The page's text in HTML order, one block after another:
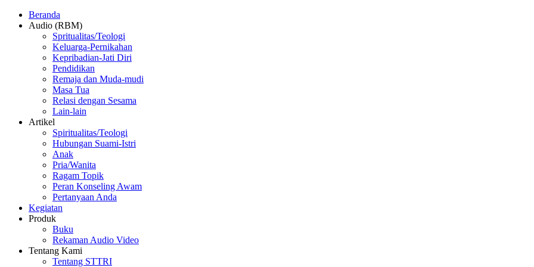
Beranda
Audio (RBM)
Spritualitas/Teologi
Keluarga-Pernikahan
Kepribadian-Jati Diri
Pendidikan
Remaja dan Muda-mudi
Masa Tua
Relasi dengan Sesama
Lain-lain
Artikel
Spiritualitas/Teologi
Hubungan Suami-Istri
Anak
Pria/Wanita
Ragam Topik
Peran Konseling Awam
Pertanyaan Anda
Kegiatan
Produk
Buku
Rekaman Audio Video
Tentang Kami
Tentang STTRI